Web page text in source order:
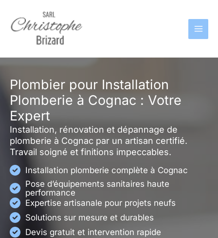
contenu
Plombier pour Installation
Plomberie à Cognac : Votre
Expert
Installation, rénovation et dépannage de
plomberie à Cognac par un artisan certifié.
Travail soigné et finitions impeccables.
Installation plomberie complète à Cognac
Pose d’équipements sanitaires haute
performance
Expertise artisanale pour projets neufs
Solutions sur mesure et durables
Devis gratuit et intervention rapide